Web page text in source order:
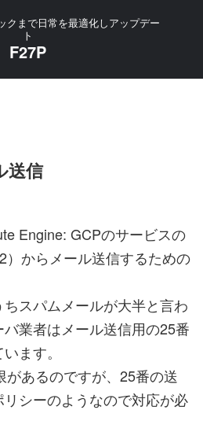
クまで日常を最適化しアップデー
ト
F27P
送信
Engine: GCPのサービスの
）からメール送信するための
スパムメールが大半と言わ
業者はメール送信用の25番
ます。
あるのですが、25番の送
シーのようなので対応が必